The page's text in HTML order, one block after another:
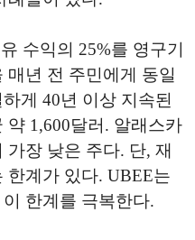
수익의 25%를 영구기
매년 전 주민에게 동일
게 40년 이상 지속된
약 1,600달러. 알래스카
가장 낮은 주다. 단, 재
한계가 있다. UBEE는
한계를 극복한다.